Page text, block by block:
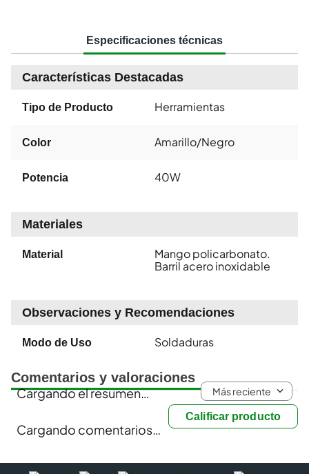
Especificaciones técnicas
Características Destacadas
Tipo de Producto Herramientas
Color Amarillo/Negro
Potencia 40W
Materiales
Material
Mango policarbonato.
Barril acero inoxidable
Observaciones y Recomendaciones
Modo de Uso Soldaduras
Comentarios y valoraciones
Calificar producto
Cargando el resumen… Más reciente
Cargando comentarios…